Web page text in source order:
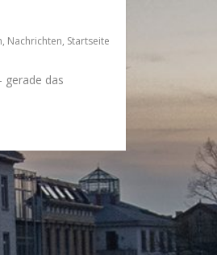
, Nachrichten, Startseite
gerade das